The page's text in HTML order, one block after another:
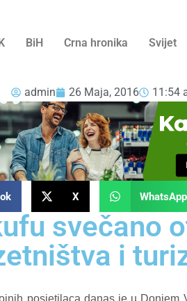
BiH Crna hronika Svijet
admin 26 Maja, 2016 11:54
X WhatsApp
svečano
i
posjetilaca danas je u Donjem